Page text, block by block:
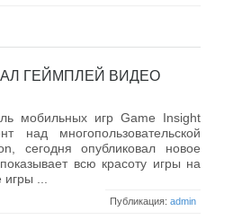
ГЕЙМПЛЕЙ ВИДЕО
мобильных игр Game Insight
многопользовательской
сегодня опубликовал новое
всю красоту игры на
...
Публикация: admin